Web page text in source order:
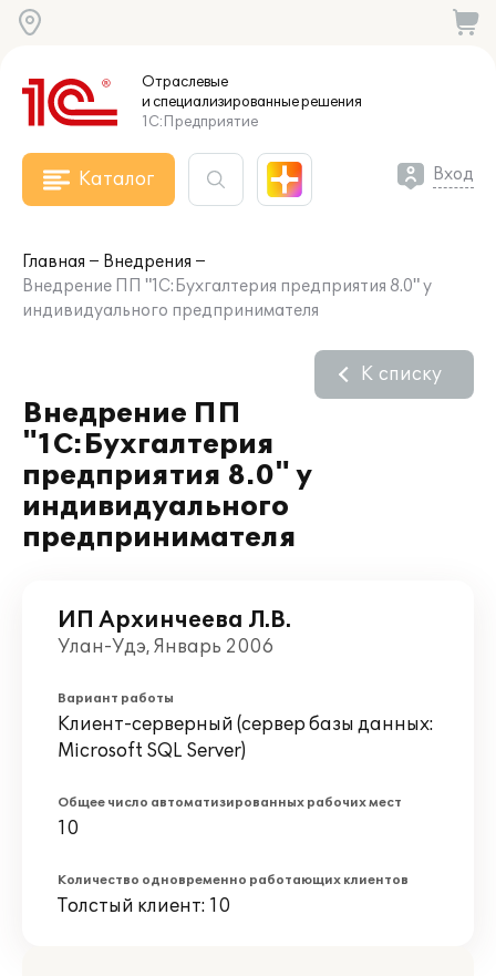
Отраслевые
и специализированныерешения
1С:Предприятие
Каталог Вход
Главная
Внедрения
Внедрение ПП "1С:Бухгалтерия предприятия 8.0" у
индивидуального предпринимателя
Внедрение ПП
"1С:Бухгалтерия
предприятия 8.0" у
индивидуального
предпринимателя
К списку
ИП Архинчеева Л.В.
Улан-Удэ, Январь 2006
Вариант работы
Клиент-серверный (сервер базы данных:
Microsoft SQL Server)
Общее число автоматизированных рабочих мест
10
Количество одновременно работающих клиентов
Толстый клиент: 10